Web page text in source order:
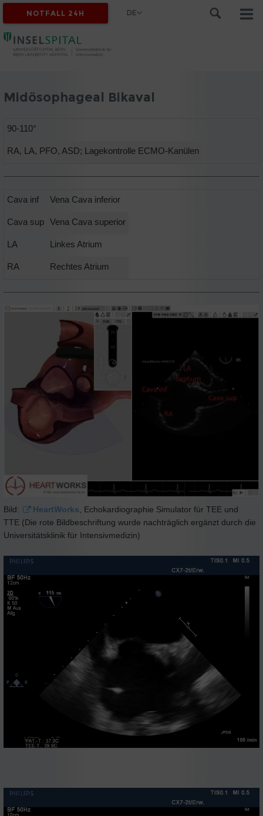
NOTFALL 24H DE
Midösophageal Bikaval
90-110°
RA, LA, PFO, ASD; Lagekontrolle ECMO-Kanülen
Cava inf Vena Cava inferior
Cava sup Vena Cava superior
LA Linkes Atrium
RA Rechtes Atrium
Bild: HeartWorks , Echokardiographie Simulator für TEE und
TTE (Die rote Bildbeschriftung wurde nachträglich ergänzt durch die
Universitätsklinik für Intensivmedizin)